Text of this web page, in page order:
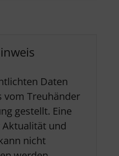
Daten
vom Treuhänder
gestellt. Eine
und
nicht